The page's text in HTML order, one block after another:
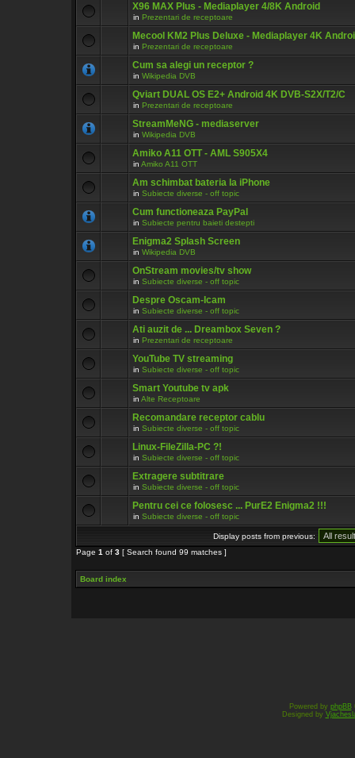
X96 MAX Plus - Mediaplayer 4/8K Android
in Prezentari de receptoare
Mecool KM2 Plus Deluxe - Mediaplayer 4K
in Prezentari de receptoare
Cum sa alegi un receptor ?
in Wikipedia DVB
Qviart DUAL OS E2+ Android 4K DVB-S2X/T2/C
in Prezentari de receptoare
StreamMeNG - mediaserver
in Wikipedia DVB
Amiko A11 OTT - AML S905X4
in Amiko A11 OTT
Am schimbat bateria la iPhone
in Subiecte diverse - off topic
Cum functioneaza PayPal
in Subiecte pentru baieti destepti
Enigma2 Splash Screen
in Wikipedia DVB
OnStream movies/tv show
in Subiecte diverse - off topic
Despre Oscam-Icam
in Subiecte diverse - off topic
Ati auzit de ... Dreambox Seven ?
in Prezentari de receptoare
YouTube TV streaming
in Subiecte diverse - off topic
Smart Youtube tv apk
in Alte Receptoare
Recomandare receptor cablu
in Subiecte diverse - off topic
Linux-FileZilla-PC ?!
in Subiecte diverse - off topic
Extragere subtitrare
in Subiecte diverse - off topic
Pentru cei ce folosesc ... PurE2 Enigma2 !!!
in Subiecte diverse - off topic
Display posts from previous:
Page 1 of 3 [ Search found 99 matches ]
Board index
Powered by phpBB
Designed by